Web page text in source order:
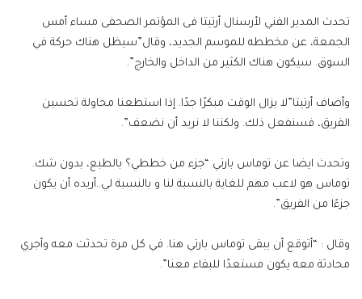
تحدث المدير الفني لأرسنال أرتيتا فى المؤتمر الصحفى مساء أمس
الجمعة، عن مخططه للموسم الجديد، وقال”سيظل هناك حركة في
السوق. سيكون هناك الكثير من الداخل والخارج”.
وأضاف أرتيتا”لا يزال الوقت مبكرًا جدًا. إذا استطعنا محاولة تحسين
الفريق، فسنفعل ذلك. ولكننا لا نريد أن نضعف”.
وتحدث ايضا عن توماس بارتي “جزء من خططي؟ بالطبع، بدون شك.
توماس هو لاعب مهم للغاية بالنسبة لنا و بالنسبة لي..أريده أن يكون
جزءًا من الفريق”.
وقال : “أتوقع أن يبقى توماس بارتي هنا. في كل مرة تحدثت معه وأجري
محادثة معه يكون مستعدًا للبقاء معنا”.